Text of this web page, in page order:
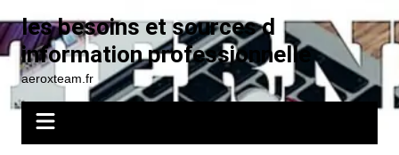
au
contenu
les besoins et sources d
information professionnelle
aeroxteam.fr